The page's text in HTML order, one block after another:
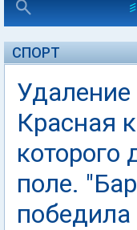
СПОРТ
Удаление
Красная
поле.